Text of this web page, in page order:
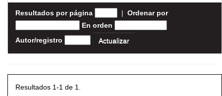
Resultados por página | Ordenar por
En orden
Autor/registro
Resultados 1-1 de 1.